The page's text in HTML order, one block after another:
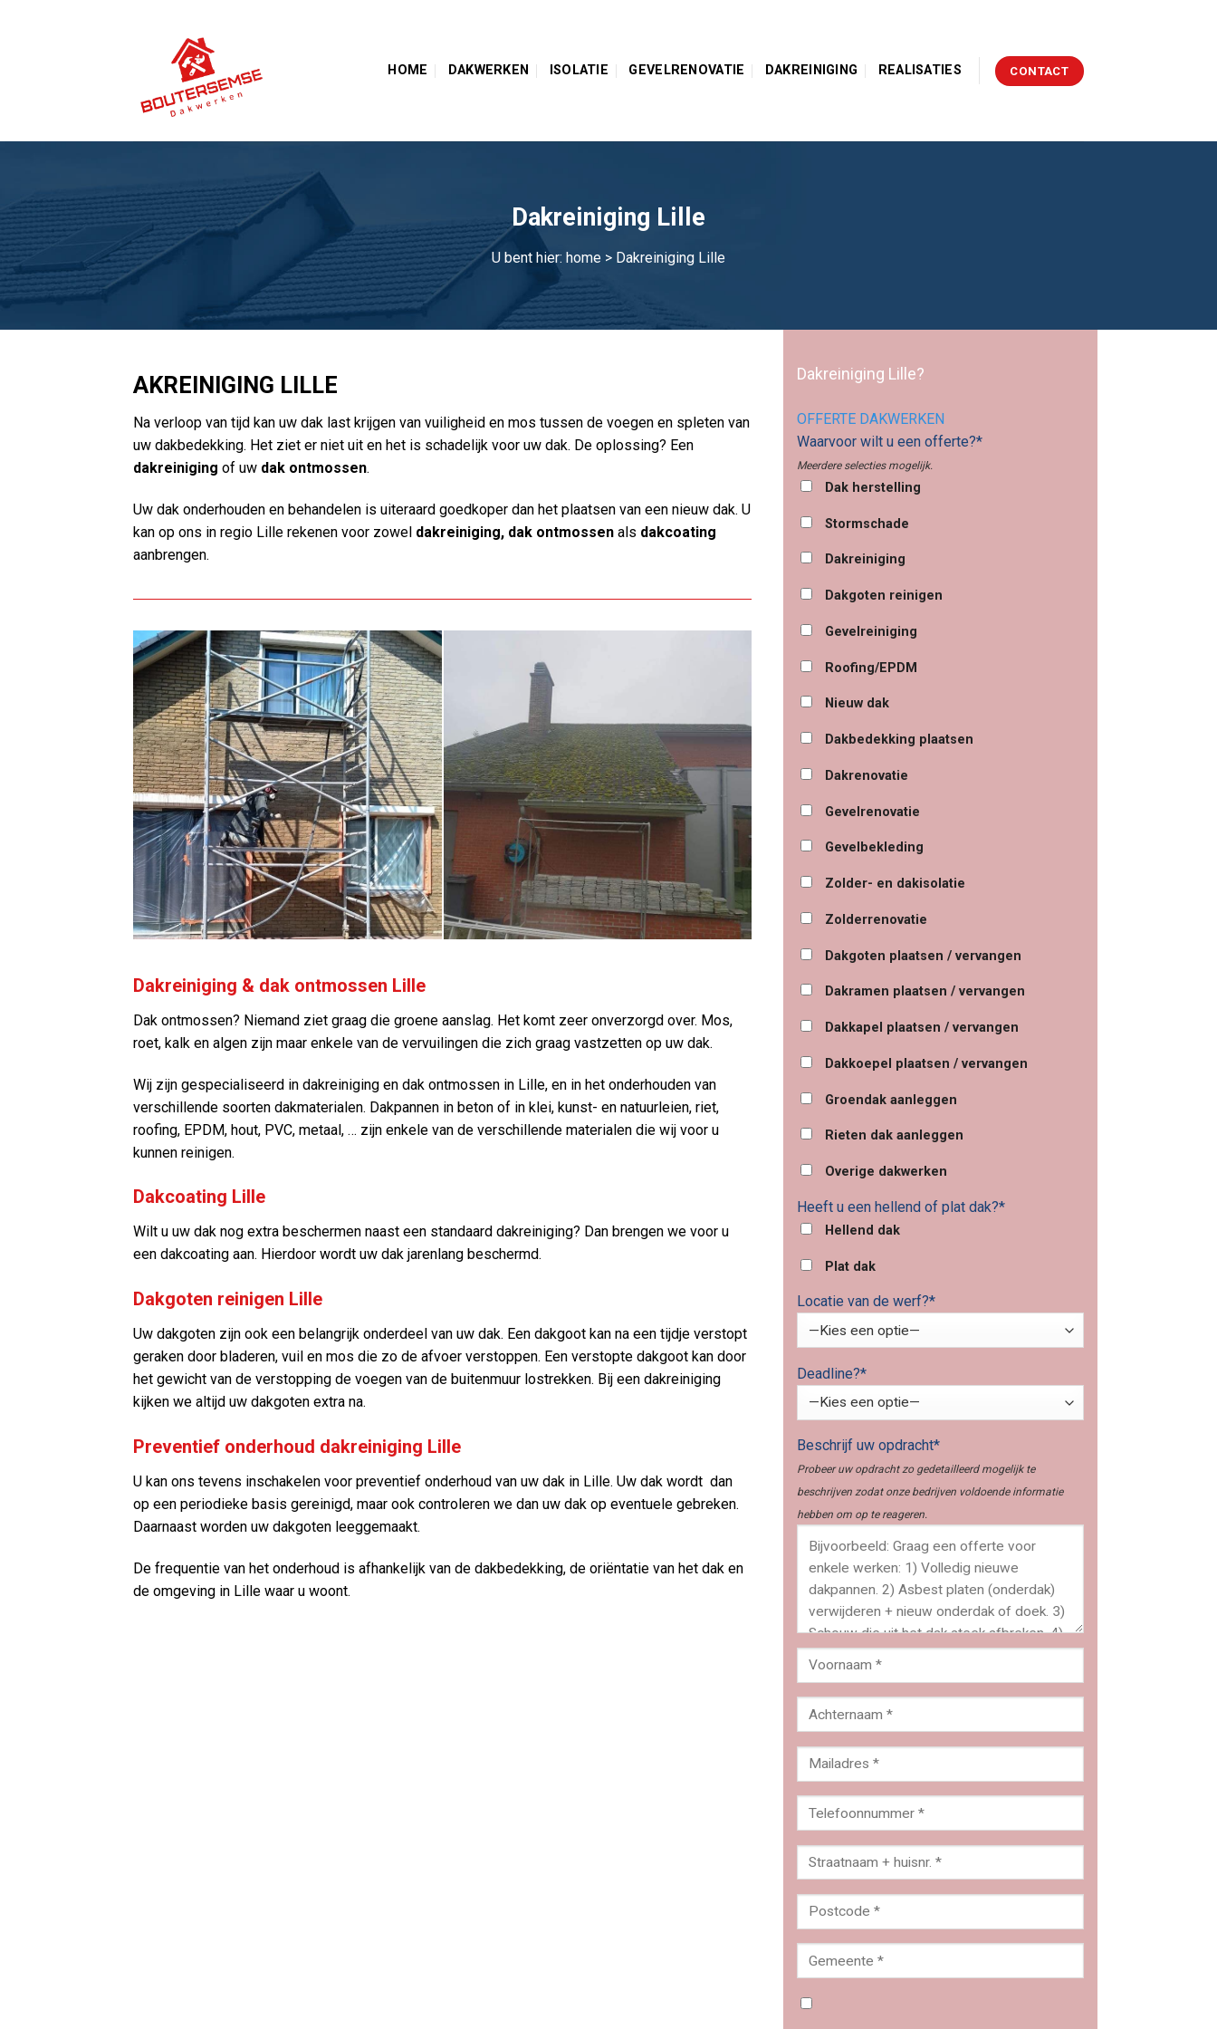
HOME DAKWERKEN ISOLATIE GEVELRENOVATIE DAKREINIGING REALISATIES CONTACT
Dakreiniging Lille
U bent hier: home > Dakreiniging Lille
AKREINIGING LILLE
Na verloop van tijd kan uw dak last krijgen van vuiligheid en mos tussen de voegen en spleten van
uw dakbedekking. Het ziet er niet uit en het is schadelijk voor uw dak. De oplossing? Een
dakreiniging of uw dak ontmossen.
Uw dak onderhouden en behandelen is uiteraard goedkoper dan het plaatsen van een nieuw dak. U
kan op ons in regio Lille rekenen voor zowel dakreiniging, dak ontmossen als dakcoating
aanbrengen.
Dakreiniging & dak ontmossen Lille
Dak ontmossen? Niemand ziet graag die groene aanslag. Het komt zeer onverzorgd over. Mos,
roet, kalk en algen zijn maar enkele van de vervuilingen die zich graag vastzetten op uw dak.
Wij zijn gespecialiseerd in dakreiniging en dak ontmossen in Lille, en in het onderhouden van
verschillende soorten dakmaterialen. Dakpannen in beton of in klei, kunst- en natuurleien, riet,
roofing, EPDM, hout, PVC, metaal, … zijn enkele van de verschillende materialen die wij voor u
kunnen reinigen.
Dakcoating Lille
Wilt u uw dak nog extra beschermen naast een standaard dakreiniging? Dan brengen we voor u
een dakcoating aan. Hierdoor wordt uw dak jarenlang beschermd.
Dakgoten reinigen Lille
Uw dakgoten zijn ook een belangrijk onderdeel van uw dak. Een dakgoot kan na een tijdje verstopt
geraken door bladeren, vuil en mos die zo de afvoer verstoppen. Een verstopte dakgoot kan door
het gewicht van de verstopping de voegen van de buitenmuur lostrekken. Bij een dakreiniging
kijken we altijd uw dakgoten extra na.
Preventief onderhoud dakreiniging Lille
U kan ons tevens inschakelen voor preventief onderhoud van uw dak in Lille. Uw dak wordt dan
op een periodieke basis gereinigd, maar ook controleren we dan uw dak op eventuele gebreken.
Daarnaast worden uw dakgoten leeggemaakt.
De frequentie van het onderhoud is afhankelijk van de dakbedekking, de oriëntatie van het dak en
de omgeving in Lille waar u woont.
Dakreiniging Lille?
OFFERTE DAKWERKEN
Waarvoor wilt u een offerte?*
Meerdere selecties mogelijk.
Dak herstelling
Stormschade
Dakreiniging
Dakgoten reinigen
Gevelreiniging
Roofing/EPDM
Nieuw dak
Dakbedekking plaatsen
Dakrenovatie
Gevelrenovatie
Gevelbekleding
Zolder- en dakisolatie
Zolderrenovatie
Dakgoten plaatsen / vervangen
Dakramen plaatsen / vervangen
Dakkapel plaatsen / vervangen
Dakkoepel plaatsen / vervangen
Groendak aanleggen
Rieten dak aanleggen
Overige dakwerken
Heeft u een hellend of plat dak?*
Hellend dak
Plat dak
Locatie van de werf?*
Deadline?*
Beschrijf uw opdracht*
Probeer uw opdracht zo gedetailleerd mogelijk te
beschrijven zodat onze bedrijven voldoende informatie
hebben om op te reageren.